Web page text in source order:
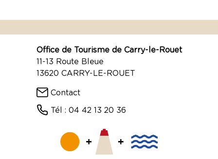
Office de Tourisme de Carry-le-Rouet
11-13 Route Bleue
13620 CARRY-LE-ROUET
Contact
Tél : 04 42 13 20 36